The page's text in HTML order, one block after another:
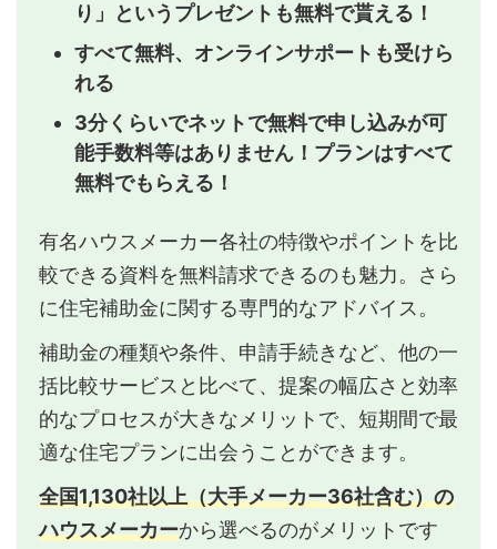
り」というプレゼントも無料で貰える！
すべて無料、オンラインサポートも受けら
れる
3分くらいでネットで無料で申し込みが可
能手数料等はありません！プランはすべて
無料でもらえる！
有名ハウスメーカー各社の特徴やポイントを比
較できる資料を無料請求できるのも魅力。さら
に住宅補助金に関する専門的なアドバイス。
補助金の種類や条件、申請手続きなど、他の一
括比較サービスと比べて、提案の幅広さと効率
的なプロセスが大きなメリットで、短期間で最
適な住宅プランに出会うことができます。
全国1,130社以上（大手メーカー36社含む）の
ハウスメーカーから選べるのがメリットです